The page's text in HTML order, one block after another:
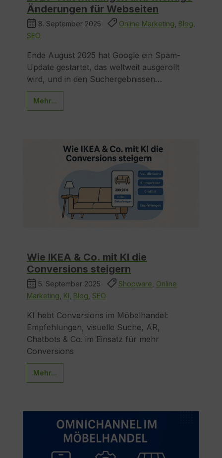
Änderungen für Webseiten
8. September 2025 Online Marketing Blog
SEO
Ende August 2025 hat Google ein Spam-
Update gestartet, das weltweit ausgerollt
wird, und in den Suchergebnissen…
Mehr...
Wie IKEA & Co. mit KI die
Conversions steigern
5. September 2025 Shopware Online
Marketing KI Blog SEO
KI hebt Conversions im Möbelhandel:
Empfehlungen, visuelle Suche, AR,
Chatbots & Co. im Einsatz für mehr
Conversions
Mehr...